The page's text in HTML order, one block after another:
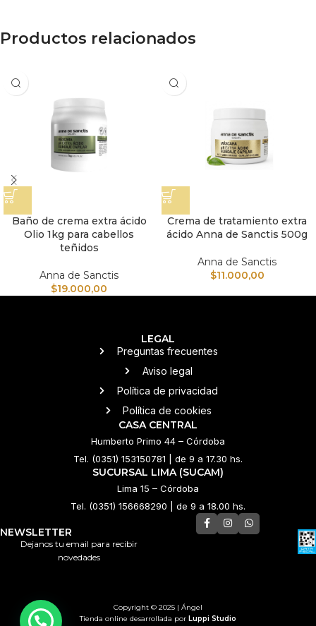
Productos relacionados
Baño de crema extra ácido
Olio 1kg para cabellos
teñidos
Anna de Sanctis
$19.000,00
Crema de tratamiento extra
ácido Anna de Sanctis 500g
Anna de Sanctis
$11.000,00
LEGAL
Preguntas frecuentes
Aviso legal
Política de privacidad
Política de cookies
CASA CENTRAL
Humberto Primo 44 – Córdoba
Tel. (0351) 153150781 | de 9 a 17.30 hs.
SUCURSAL LIMA (SUCAM)
Lima 15 – Córdoba
Tel. (0351) 156668290 | de 9 a 18.00 hs.
NEWSLETTER
Dejanos tu email para recibir
novedades
Tienda online desarrollada por Luppi Studio
Copyright © 2025 | Ángel
💌 ¿Necesitás ayuda?